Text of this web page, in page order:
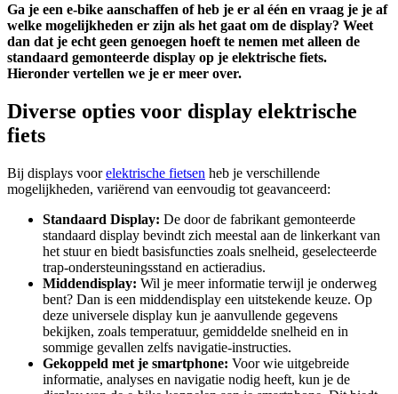
Ga je een e-bike aanschaffen of heb je er al één en vraag je je af
welke mogelijkheden er zijn als het gaat om de display? Weet
dan dat je echt geen genoegen hoeft te nemen met alleen de
standaard gemonteerde display op je elektrische fiets.
Hieronder vertellen we je er meer over.
Diverse opties voor display elektrische
fiets
Bij displays voorelektrische fietsen heb je verschillende
mogelijkheden, variërend van eenvoudig tot geavanceerd:
Standaard Display: De door de fabrikant gemonteerde
standaard display bevindt zich meestal aan de linkerkant van
het stuur en biedt basisfuncties zoals snelheid, geselecteerde
trap-ondersteuningsstand en actieradius.
Middendisplay: Wil je meer informatie terwijl je onderweg
bent? Dan is een middendisplay een uitstekende keuze. Op
deze universele display kun je aanvullende gegevens
bekijken, zoals temperatuur, gemiddelde snelheid en in
sommige gevallen zelfs navigatie-instructies.
Gekoppeld met je smartphone: Voor wie uitgebreide
informatie, analyses en navigatie nodig heeft, kun je de